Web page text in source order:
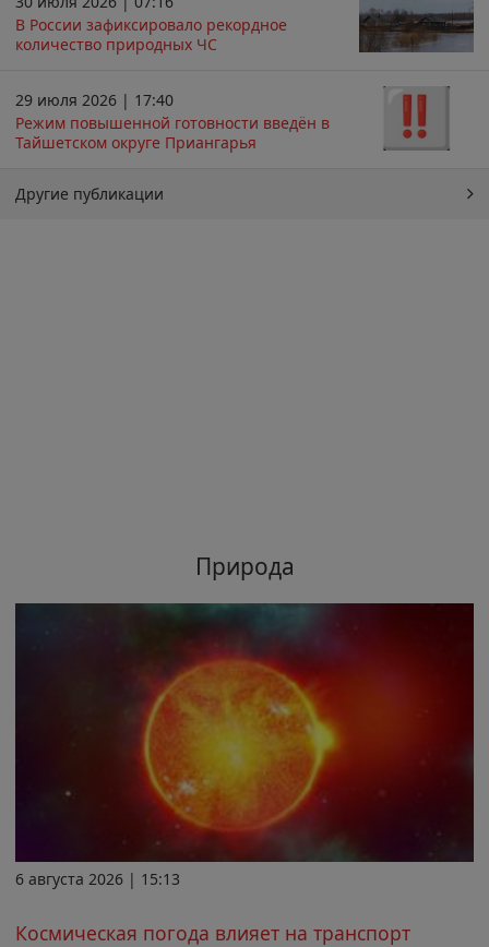
В России зафиксировало рекордное
количество природных ЧС
29 июля 2026 | 17:40
Режим повышенной готовности введён в
Тайшетском округе Приангарья
Другие публикации
Природа
6 августа 2026 | 15:13
Космическая погода влияет на транспорт